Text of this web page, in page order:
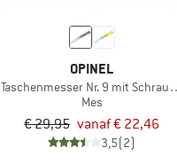
OPINEL
Taschenmesser Nr. 9 mit
Mes
€ 29,95 vanaf € 22,46
3,5(2)